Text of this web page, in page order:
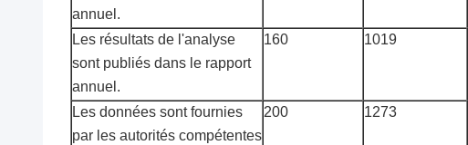
annuel.
Les résultats de l'analyse
sont publiés dans le rapport
annuel.
160 1019
Les données sont fournies
par les autorités compétentes
200 1273